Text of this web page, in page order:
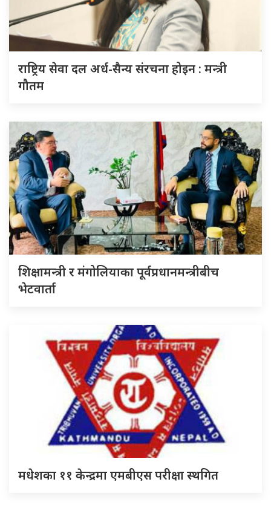
राष्ट्रिय सेवा दल अर्ध-सैन्य संरचना होइन : मन्त्री
गौतम
शिक्षामन्त्री र मंगोलियाका पूर्वप्रधानमन्त्रीबीच
भेटवार्ता
मधेशका ११ केन्द्रमा एमबीएस परीक्षा स्थगित